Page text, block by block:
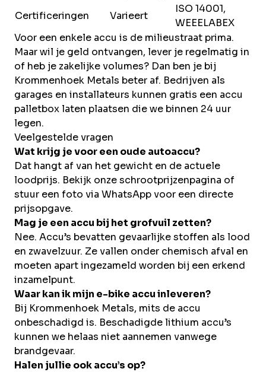
Certificeringen Varieert
ISO 14001,
WEEELABEX
Voor een enkele accu is de milieustraat prima.
Maar wil je geld ontvangen, lever je regelmatig in
of heb je zakelijke volumes? Dan ben je bij
Krommenhoek Metals beter af. Bedrijven als
garages en installateurs kunnen gratis een accu
palletbox laten plaatsen die we binnen 24 uur
legen.
Veelgestelde vragen
Wat krijg je voor een oude autoaccu?
Dat hangt af van het gewicht en de actuele
loodprijs. Bekijk onze schrootprijzenpagina of
stuur een foto via WhatsApp voor een directe
prijsopgave.
Mag je een accu bij het grofvuil zetten?
Nee. Accu’s bevatten gevaarlijke stoffen als lood
en zwavelzuur. Ze vallen onder chemisch afval en
moeten apart ingezameld worden bij een erkend
inzamelpunt.
Waar kan ik mijn e-bike accu inleveren?
Bij Krommenhoek Metals, mits de accu
onbeschadigd is. Beschadigde lithium accu’s
kunnen we helaas niet aannemen vanwege
brandgevaar.
Halen jullie ook accu’s op?